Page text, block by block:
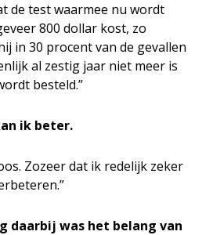
de test waarmee nu wordt
800 dollar kost, zo
in 30 procent van de gevallen
al zestig jaar niet meer is
besteld.”
ik beter.
Zozeer dat ik redelijk zeker
daarbij was het belang van